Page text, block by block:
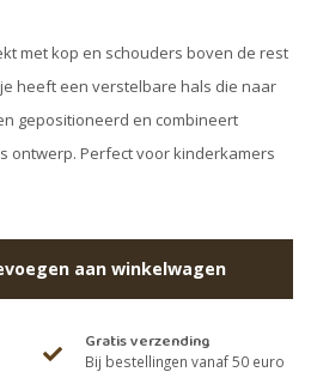
met kop en schouders boven de rest
heeft een verstelbare hals die naar
gepositioneerd en combineert
ontwerp. Perfect voor kinderkamers
aan winkelwagen
Gratis verzending
Bij bestellingen vanaf 50 euro